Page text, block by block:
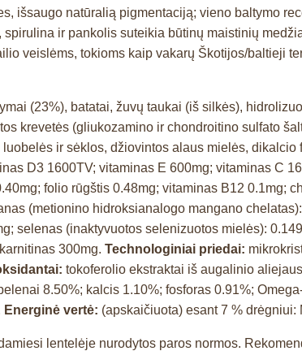
išsaugo natūralią pigmentaciją; vieno baltymo
ir pankolis suteikia būtinų maistinių
veislėms, tokioms kaip vakarų Škotijos/baltieji
(23%), batatai, žuvų taukai (iš silkės),
krevetės (gliukozamino ir chondroitino sulfato
ir sėklos, džiovintos alaus mielės,
D3 1600TV; vitaminas E 600mg; vitaminas C
folio rūgštis 0.48mg; vitaminas B12 0.1mg;
(metionino hidroksianalogo mangano
selenas (inaktyvuotos selenizuotos mielės):
300mg. Technologiniai priedai:
tokoferolio ekstraktai iš augalinio
8.50%; kalcis 1.10%; fosforas 0.91%;
Energinė vertė: (apskaičiuota) esant 7 %
lentelėje nurodytos paros normos.